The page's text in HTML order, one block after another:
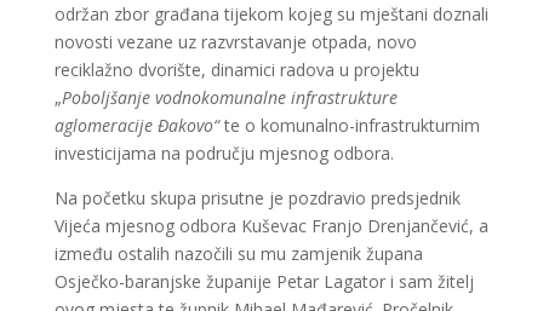
održan zbor građana tijekom kojeg su mještani doznali
novosti vezane uz razvrstavanje otpada, novo
reciklažno dvorište, dinamici radova u projektu
„Poboljšanje vodnokomunalne infrastrukture
aglomeracije Đakovo“te o komunalno-infrastrukturnim
investicijama na području mjesnog odbora.
Na početku skupa prisutne je pozdravio predsjednik
Vijeća mjesnog odbora Kuševac Franjo Drenjančević, a
između ostalih nazočili su mu zamjenik župana
Osječko-baranjske županije Petar Lagator i sam žitelj